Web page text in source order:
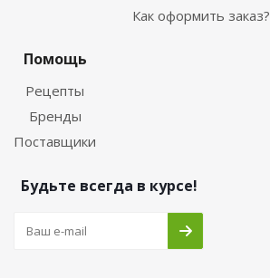
Как оформить заказ?
Помощь
Рецепты
Бренды
Поставщики
Будьте всегда в курсе!